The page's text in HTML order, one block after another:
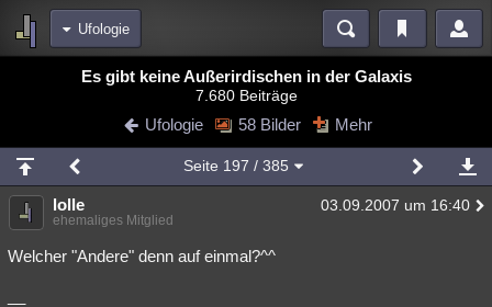
Ufologie
Blogs Videos
Chat Wiki Neuigkeiten
meine Rubriken
Menschen Mystery Kriminalfälle
Spiritualität Verschwörungen Technologie
Es gibt keine Außerirdischen in der Galaxis
7.680 Beiträge
Ufologie 58 Bilder Mehr
Seite 197 / 385
lolle 03.09.2007 um 16:40
ehemaliges Mitglied
Welcher "Andere" denn auf einmal?^^